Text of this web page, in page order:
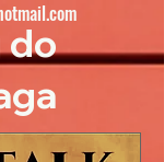
do